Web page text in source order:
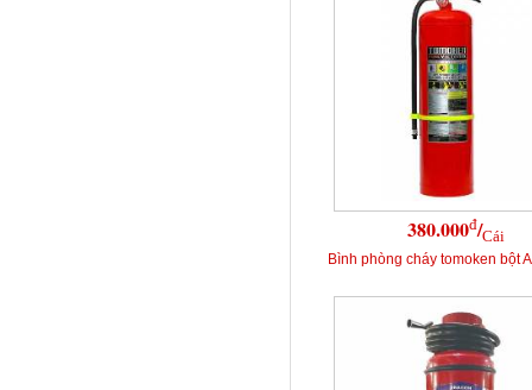
380.000đ/Cái
Bình phòng cháy tomoken bột